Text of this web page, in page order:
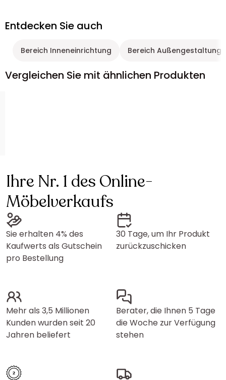
Entdecken Sie auch
Bereich Inneneinrichtung Bereich Außengestaltung
Vergleichen Sie mit ähnlichen Produkten
Ihre Nr. 1 des Online-
Möbelverkaufs
Sie erhalten 4% des
Kaufwerts als Gutschein
pro Bestellung
30 Tage, um Ihr Produkt
zurückzuschicken
Mehr als 3,5 Millionen
Kunden wurden seit 20
Jahren beliefert
Berater, die Ihnen 5 Tage
die Woche zur Verfügung
stehen